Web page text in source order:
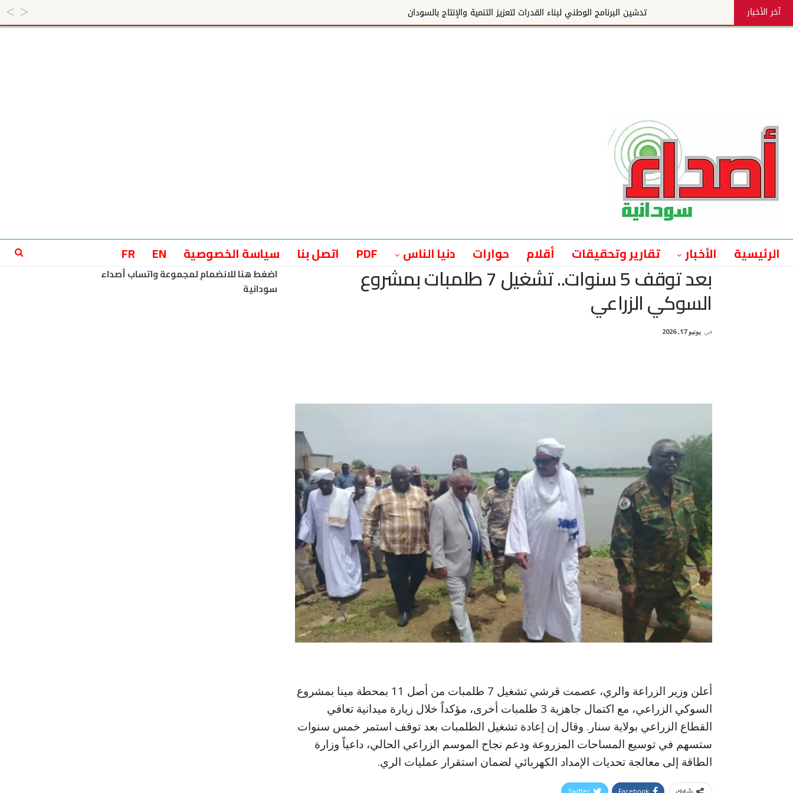
آخر الأخبار تدشين البرنامج الوطني لبناء القدرات لتعزيز التنمية والإنتاج بالسودان
الرئيسية الأخبار تقارير وتحقيقات أقلام حوارات دنيا الناس PDF اتصل بنا سياسة الخصوصية EN
FR
بعد توقف 5 سنوات.. تشغيل 7 طلمبات بمشروع
السوكي الزراعي
في يونيو 17, 2026
أعلن وزير الزراعة والري، عصمت قرشي تشغيل 7 طلمبات من أصل 11 بمحطة مينا بمشروع
السوكي الزراعي، مع اكتمال جاهزية 3 طلمبات أخرى، مؤكداً خلال زيارة ميدانية تعافي
القطاع الزراعي بولاية سنار. وقال إن إعادة تشغيل الطلمبات بعد توقف استمر خمس سنوات
ستسهم في توسيع المساحات المزروعة ودعم نجاح الموسم الزراعي الحالي، داعياً وزارة
الطاقة إلى معالجة تحديات الإمداد الكهربائي لضمان استقرار عمليات الري.
اضغط هنا للانضمام لمجموعة واتساب أصداء
سودانية